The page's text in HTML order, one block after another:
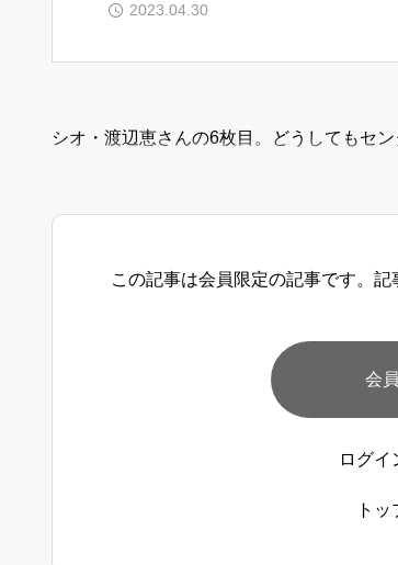
2023.04.30
シオ・渡辺恵さんの6枚目。どうしてもセ
この記事は会員限定の記事です。
会
ログイ
ト